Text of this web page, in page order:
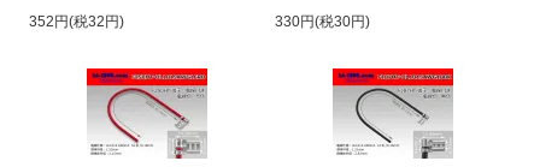
352円(税32円)
330円(税30円)